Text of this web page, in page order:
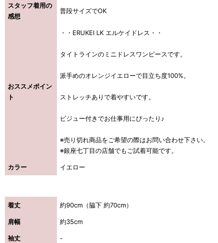
スタッフ着用の
感想
普段サイズでOK
おススメポイン
ト
・・ERUKEI LK エルケイドレス・・
タイトラインのミニドレスワンピースです。
派手めのオレンジイエローで目立ち度100%。
ストレッチありで着やすいです。
ビジュー付きでお仕事用にぴったり♪
※売り切れ商品をご希望の際はお問い合わせ下さい。
※銀座七丁目の店舗でもご試着可能です。
カラー イエロー
着丈 約90cm（脇下 約70cm）
肩幅 約35cm
袖丈 -